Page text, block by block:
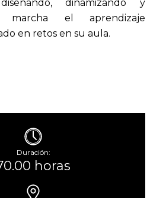
dinamizando y
marcha el aprendizaje
en retos en su aula.
Duración:
horas